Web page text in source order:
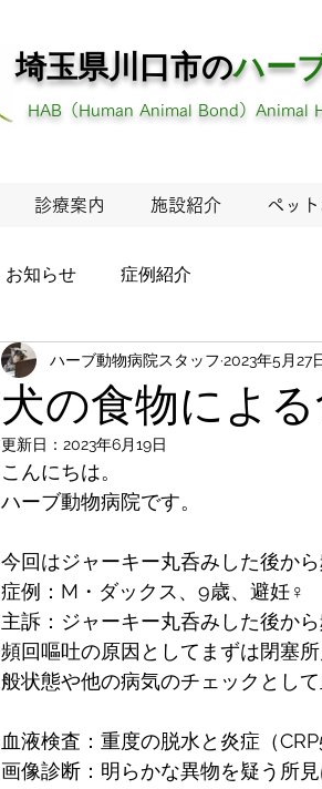
埼玉県川口市のハー
HAB（Human Animal Bond）Animal
診療案内 施設紹介 ペッ
お知らせ 症例紹介
犬の食物によ
ハーブ動物病院スタッフ 2023年5月27
更新日： 2023年6月19日
こんにちは。
ハーブ動物病院です。
今回はジャーキー丸呑みした後か
症例：M・ダックス、9歳、避妊♀
主訴：ジャーキー丸呑みした後か
頻回嘔吐の原因としてまずは閉塞
般状態や他の病気のチェックとして
血液検査：重度の脱水と炎症（
画像診断：明らかな異物を疑う所